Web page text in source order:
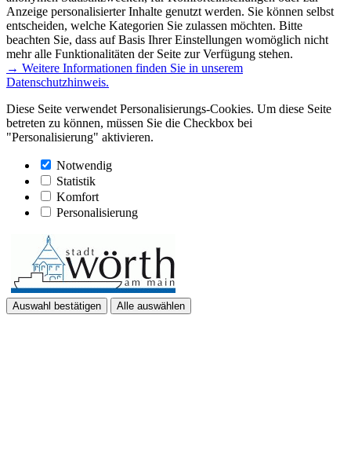
Anzeige personalisierter Inhalte genutzt werden. Sie können selbst
entscheiden, welche Kategorien Sie zulassen möchten. Bitte
beachten Sie, dass auf Basis Ihrer Einstellungen womöglich nicht
mehr alle Funktionalitäten der Seite zur Verfügung stehen.
→ Weitere Informationen finden Sie in unserem
Datenschutzhinweis.
Diese Seite verwendet Personalisierungs-Cookies. Um diese Seite
betreten zu können, müssen Sie die Checkbox bei
"Personalisierung" aktivieren.
Notwendig
Statistik
Komfort
Personalisierung
Auswahl bestätigen Alle auswählen